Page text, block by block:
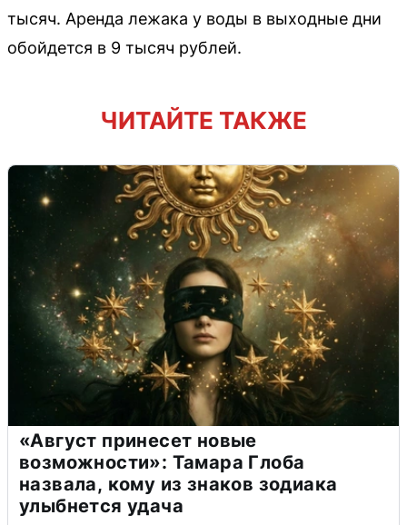
тысяч. Аренда лежака у воды в выходные дни
обойдется в 9 тысяч рублей.
ЧИТАЙТЕ ТАКЖЕ
«Август принесет новые
возможности»: Тамара Глоба
назвала, кому из знаков зодиака
улыбнется удача